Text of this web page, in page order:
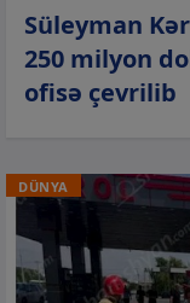
Süleyman
250 milyon
ofisə çevrilib
DÜNYA